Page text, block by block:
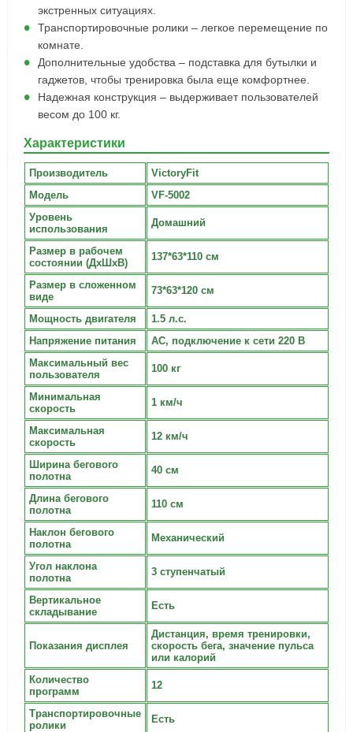
экстренных ситуациях.
Транспортировочные ролики – легкое перемещение по
комнате.
Дополнительные удобства – подставка для бутылки и
гаджетов, чтобы тренировка была еще комфортнее.
Надежная конструкция – выдерживает пользователей
весом до 100 кг.
Характеристики
Производитель
VictoryFit
Модель
VF-5002
Уровень
использования
Домашний
Размер в рабочем
состоянии (ДxШxВ)
137*63*110 см
Размер в сложенном
виде
73*63*120 см
Мощность двигателя
1.5 л.с.
Напряжение питания
AC, подключение к сети 220 В
Максимальный вес
пользователя
100 кг
Минимальная
скорость
1 км/ч
Максимальная
скорость
12 км/ч
Ширина бегового
полотна
40 см
Длина бегового
полотна
110 см
Наклон бегового
полотна
Механический
Угол наклона
полотна
3 ступенчатый
Вертикальное
складывание
Есть
Показания дисплея
Дистанция, время тренировки,
скорость бега, значение пульса
или калорий
Количество
программ
12
Транспортировочные
ролики
Есть